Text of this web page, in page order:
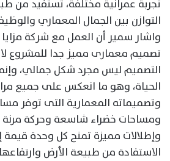
تجربة عمرانية مختلفة، تستفيد من
التوازن بين الجمال المعماري
واشار سمير أن العمل مع شركة
تصميم معمارى مميز جدا للمشروع
التصميم ليس مجرد شكل جمالي،
الحياة، وهو ما انعكس على جميع
وتصميماته المعمارية التى توفر
ومساحات خضراء شاسعة وحركة مرنة
وإطلالات مميزة تمنح كل وحدة قيمة
الاستفادة من طبيعة الأرض